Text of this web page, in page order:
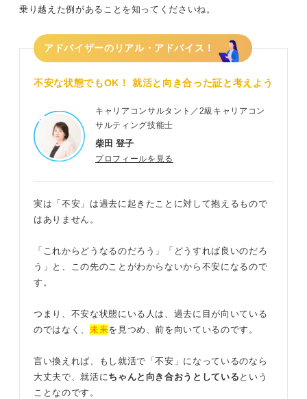
乗り越えた例があることを知ってくださいね。
アドバイザーのリアル・アドバイス！
不安な状態でもOK！ 就活と向き合った証と考えよう
キャリアコンサルタント／2級キャリアコン
サルティング技能士
柴田 登子
プロフィールを見る
実は「不安」は過去に起きたことに対して抱えるもので
はありません。
「これからどうなるのだろう」「どうすれば良いのだろ
う」と、この先のことがわからないから不安になるので
す。
つまり、不安な状態にいる人は、過去に目が向いている
のではなく、 未来を見つめ、前を向いているのです。
言い換えれば、もし就活で「不安」になっているのなら
大丈夫で、就活にちゃんと向き合おうとしている という
ことなのです。